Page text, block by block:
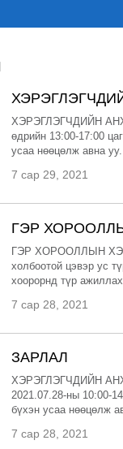
ХЭРЭГЛЭГЧДИЙН
өдрийн 13:00-17:00
усаа нөөцөлж авна
7 сар 29, 2021
ГЭР
ГЭР ХОРООЛЛЫН
холбоотой цэвэр ус
хоорорнд түр
7 сар 28, 2021
ЗАРЛАЛ
ХЭРЭГЛЭГЧДИЙН
2021.07.28-ны 10:00-
бүхэн усаа нөөцөлж
7 сар 28, 2021